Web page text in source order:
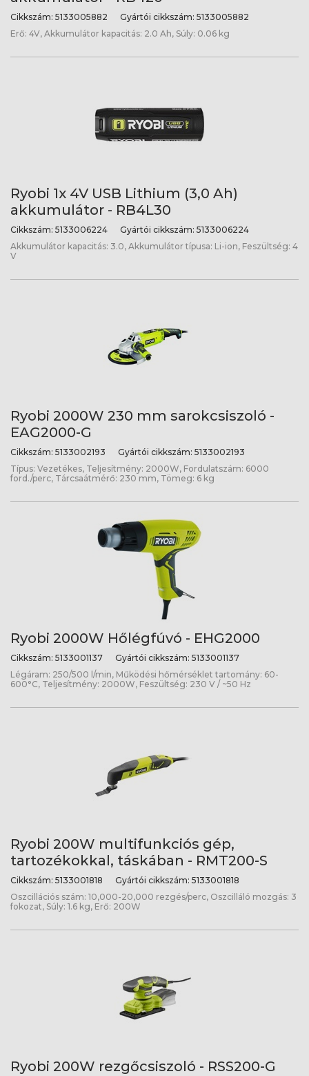
Cikkszám: 5133005882 Gyártói cikkszám: 5133005882
Erő: 4V, Akkumulátor kapacitás: 2.0 Ah, Súly: 0.06 kg
Ryobi 1x 4V USB Lithium (3,0 Ah)
akkumulátor - RB4L30
Cikkszám: 5133006224 Gyártói cikkszám: 5133006224
Akkumulátor kapacitás: 3.0, Akkumulátor típusa: Li-ion, Feszültség: 4
V
Ryobi 2000W 230 mm sarokcsiszoló -
EAG2000-G
Cikkszám: 5133002193 Gyártói cikkszám: 5133002193
Típus: Vezetékes, Teljesítmény: 2000W, Fordulatszám: 6000
ford./perc, Tárcsaátmérő: 230 mm, Tömeg: 6 kg
Ryobi 2000W Hőlégfúvó - EHG2000
Cikkszám: 5133001137 Gyártói cikkszám: 5133001137
Légáram: 250/500 l/min, Működési hőmérséklet tartomány: 60-
600°C, Teljesítmény: 2000W, Feszültség: 230 V / ~50 Hz
Ryobi 200W multifunkciós gép,
tartozékokkal, táskában - RMT200-S
Cikkszám: 5133001818 Gyártói cikkszám: 5133001818
Oszcillációs szám: 10,000-20,000 rezgés/perc, Oszcilláló mozgás: 3
fokozat, Súly: 1.6 kg, Erő: 200W
Ryobi 200W rezgőcsiszoló - RSS200-G